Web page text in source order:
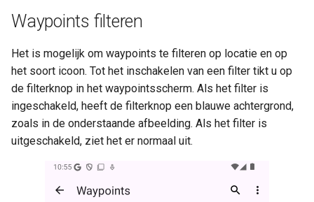
Waypoints filteren
Het is mogelijk om waypoints te filteren op locatie en op
het soort icoon. Tot het inschakelen van een filter tikt u op
de filterknop in het waypointsscherm. Als het filter is
ingeschakeld, heeft de filterknop een blauwe achtergrond,
zoals in de onderstaande afbeelding. Als het filter is
uitgeschakeld, ziet het er normaal uit.